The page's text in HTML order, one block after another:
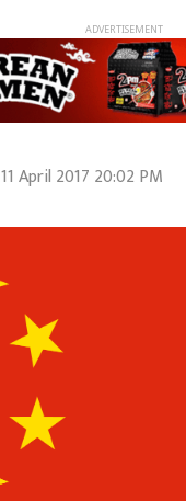
11 April 2017 20:02 PM